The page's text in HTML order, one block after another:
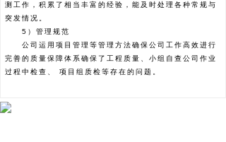
测工作，积累了相当丰富的经验，能及时处理各种常规与
突发情况。
5）管理规范
公司运用项目管理等管理方法确保公司工作高效进行
完善的质量保障体系确保了工程质量、小组自查公司作业
过程中检查、 项目组质检等存在的问题。